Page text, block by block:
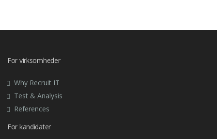
For virksomheder
Why Recruit IT
Test & Analysis
References
For kandidater